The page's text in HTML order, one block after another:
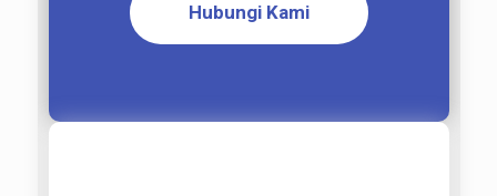
Hubungi Kami